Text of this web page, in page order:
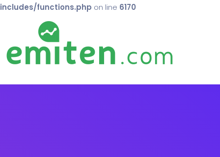
includes/functions.php on line 6170